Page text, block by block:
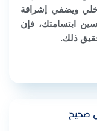
ويضفي إشراقة
ابتسامتك، فإن
ذلك.
صحيح